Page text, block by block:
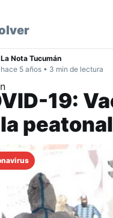
La Nota Tucumán
hace 5 años • 3 min de lectura
19: